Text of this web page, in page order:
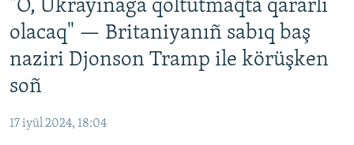
qaytmaq
Baş
navigatsiyağa
qaytmaq
Qıdıruvğa
SİYASET
İQTİSADİYAT
CEMİYET
İNSAN AQLARI
"O, Ukrayinağa qoltutmaqta qararlı
olacaq" — Britaniyanıñ sabıq baş
naziri Djonson Tramp ile körüşken
soñ
17 iyül 2024, 18:04